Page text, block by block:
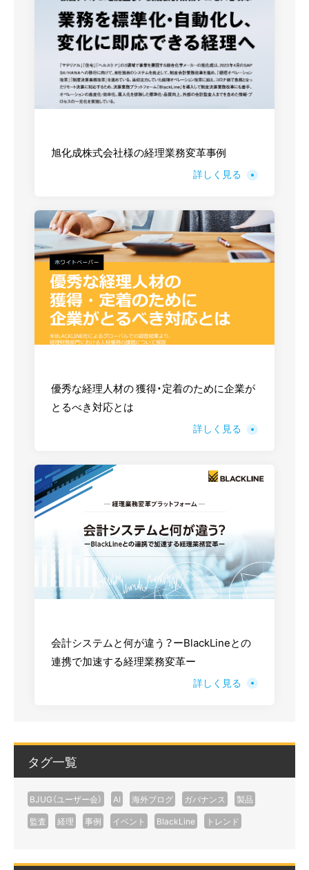
旭化成株式会社様の経理業務変革事例
詳しく見る
優秀な経理人材の 獲得・定着のために企業が
とるべき対応とは
詳しく見る
会計システムと何が違う？ーBlackLineとの
連携で加速する経理業務変革ー
詳しく見る
タグ一覧
BJUG（ユーザー会） AI 海外ブログ ガバナンス
製品
監査
経理 事例 イベント BlackLine トレンド